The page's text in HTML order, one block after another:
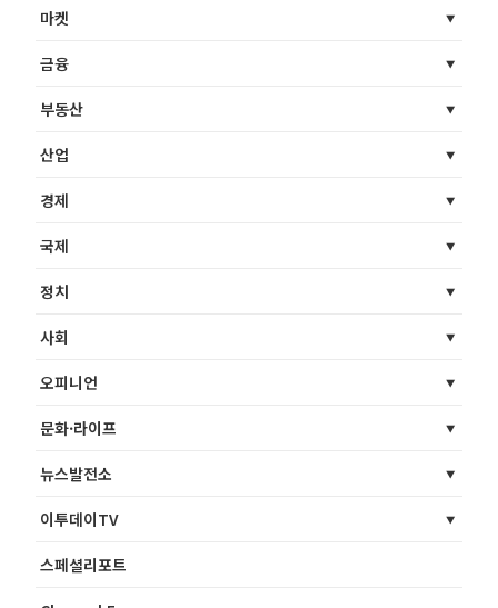
마켓
금융
부동산
산업
경제
국제
정치
사회
오피니언
문화·라이프
뉴스발전소
이투데이TV
스페셜리포트